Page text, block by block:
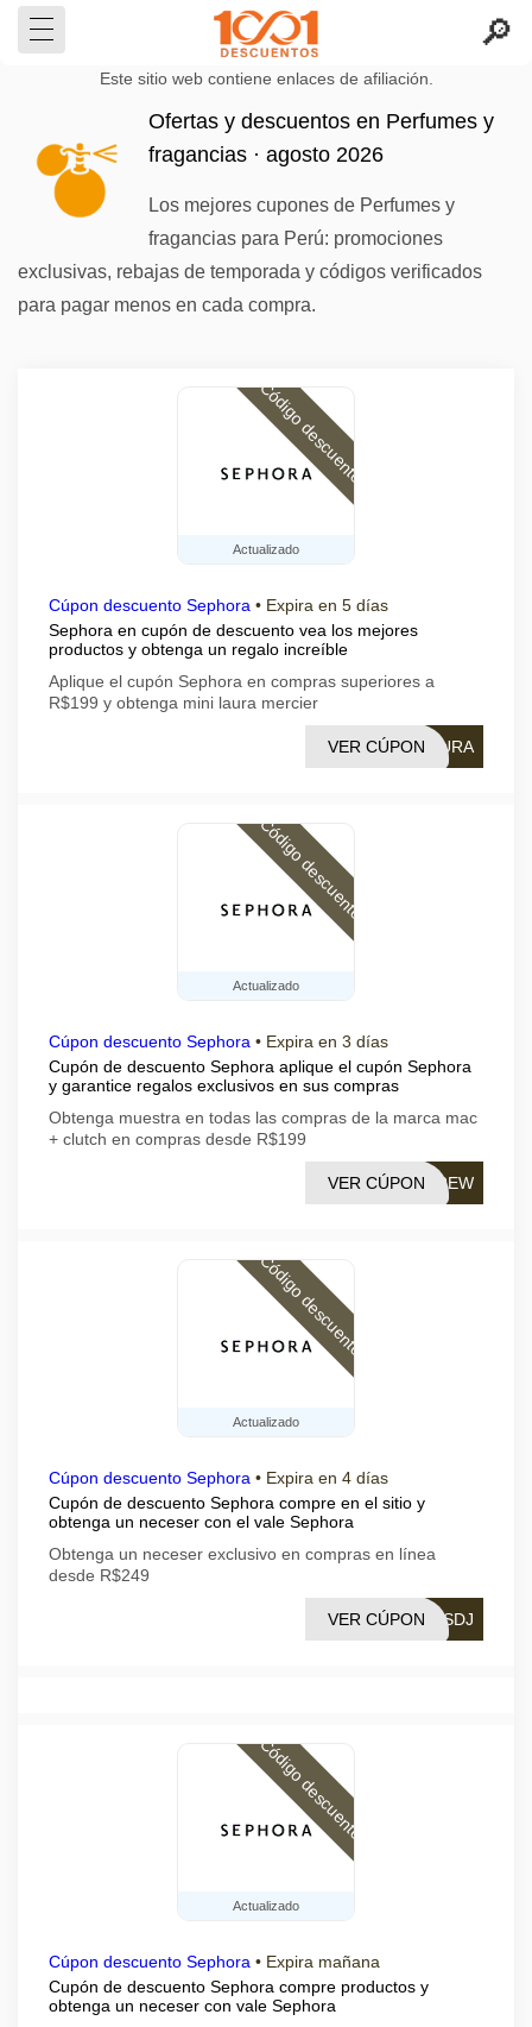
Este sitio web contiene enlaces de afiliación.
Ofertas y descuentos en Perfumes y
fragancias · agosto 2026
Los mejores cupones de Perfumes y
fragancias para Perú: promociones
exclusivas, rebajas de temporada y códigos verificados
para pagar menos en cada compra.
Actualizado
Código descuento
Cúpon descuento Sephora • Expira en 5 días
Sephora en cupón de descuento vea los mejores
productos y obtenga un regalo increíble
Aplique el cupón Sephora en compras superiores a
R$199 y obtenga mini laura mercier
AURA
VER CÚPON
Actualizado
Código descuento
Cúpon descuento Sephora • Expira en 3 días
Cupón de descuento Sephora aplique el cupón Sephora
y garantice regalos exclusivos en sus compras
Obtenga muestra en todas las compras de la marca mac
+ clutch en compras desde R$199
CREW
VER CÚPON
Actualizado
Código descuento
Cúpon descuento Sephora • Expira en 4 días
Cupón de descuento Sephora compre en el sitio y
obtenga un neceser con el vale Sephora
Obtenga un neceser exclusivo en compras en línea
desde R$249
OSDJ
VER CÚPON
Actualizado
Código descuento
Cúpon descuento Sephora • Expira mañana
Cupón de descuento Sephora compre productos y
obtenga un neceser con vale Sephora